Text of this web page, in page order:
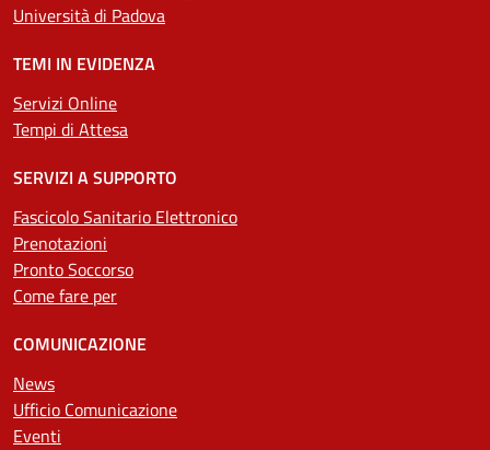
Università di Padova
TEMI IN EVIDENZA
Servizi Online
Tempi di Attesa
SERVIZI A SUPPORTO
Fascicolo Sanitario Elettronico
Prenotazioni
Pronto Soccorso
Come fare per
COMUNICAZIONE
News
Ufficio Comunicazione
Eventi